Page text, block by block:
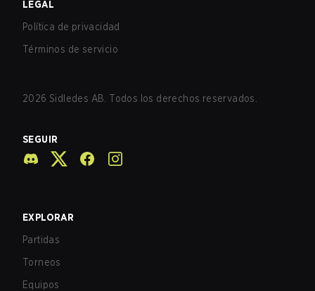
LEGAL
Política de privacidad
Términos de servicio
2026 Sidledes AB. Todos los derechos reservados.
SEGUIR
EXPLORAR
Partidas
Torneos
Equipos